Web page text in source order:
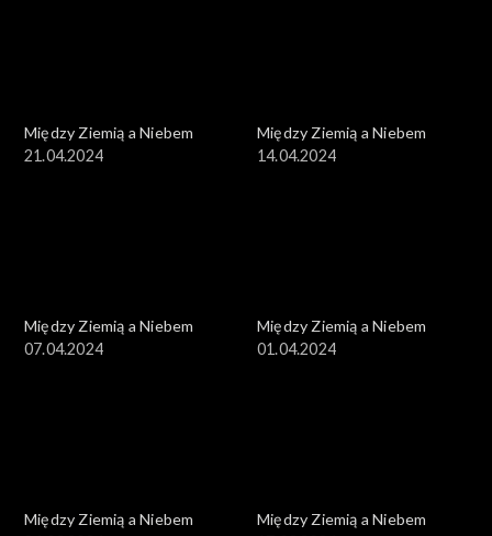
Między Ziemią a Niebem
21.04.2024
Między Ziemią a Niebem
14.04.2024
Między Ziemią a Niebem
07.04.2024
Między Ziemią a Niebem
01.04.2024
Między Ziemią a Niebem
Między Ziemią a Niebem